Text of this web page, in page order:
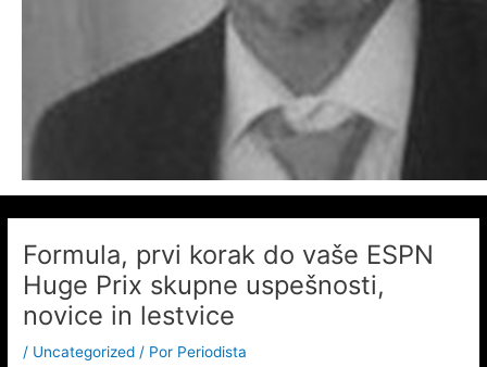
Formula, prvi korak do vaše ESPN
Huge Prix skupne uspešnosti,
novice in lestvice
/ Uncategorized / Por Periodista